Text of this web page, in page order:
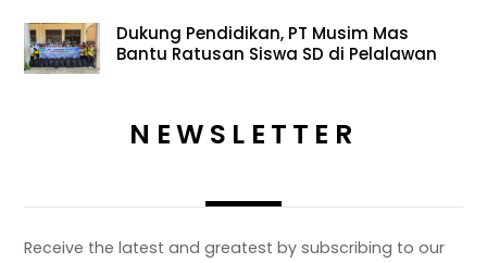
Dukung Pendidikan, PT Musim Mas
Bantu Ratusan Siswa SD di Pelalawan
NEWSLETTER
Receive the latest and greatest by subscribing to our